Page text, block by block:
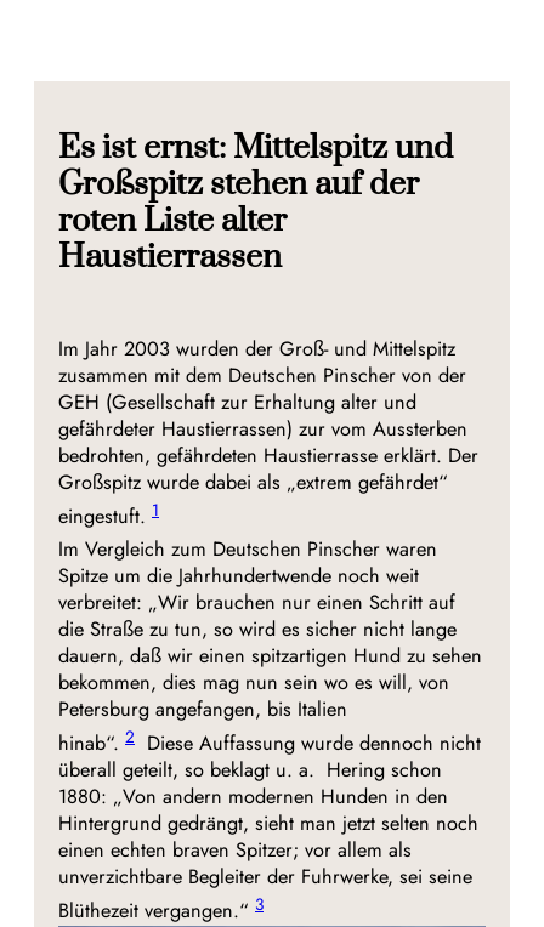
Es ist ernst: Mittelspitz und
Großspitz stehen auf der
roten Liste alter
Haustierrassen
Im Jahr 2003 wurden der Groß- und Mittelspitz
zusammen mit dem Deutschen Pinscher von der
GEH (Gesellschaft zur Erhaltung alter und
gefährdeter Haustierrassen) zur vom Aussterben
bedrohten, gefährdeten Haustierrasse erklärt. Der
Großspitz wurde dabei als „extrem gefährdet“
eingestuft. 1
Im Vergleich zum Deutschen Pinscher waren
Spitze um die Jahrhundertwende noch weit
verbreitet: „Wir brauchen nur einen Schritt auf
die Straße zu tun, so wird es sicher nicht lange
dauern, daß wir einen spitzartigen Hund zu sehen
bekommen, dies mag nun sein wo es will, von
Petersburg angefangen, bis Italien
hinab“. 2 Diese Auffassung wurde dennoch nicht
überall geteilt, so beklagt u. a. Hering schon
1880: „Von andern modernen Hunden in den
Hintergrund gedrängt, sieht man jetzt selten noch
einen echten braven Spitzer; vor allem als
unverzichtbare Begleiter der Fuhrwerke, sei seine
Blüthezeit vergangen.“ 3